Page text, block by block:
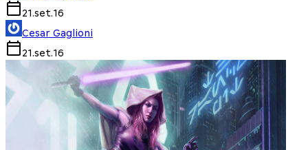
21.set.16
Cesar Gaglioni
21.set.16